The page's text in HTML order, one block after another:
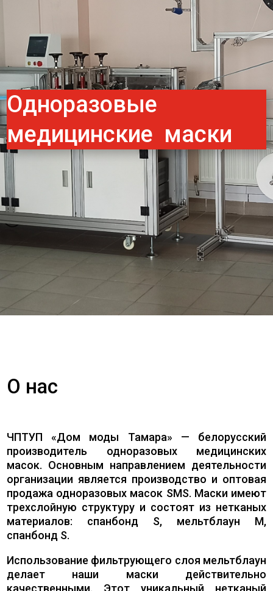
Одноразовые
медицинские маски
О нас
ЧПТУП «Дом моды Тамара» — белорусский
производитель одноразовых медицинских
масок. Основным направлением деятельности
организации является производство и оптовая
продажа одноразовых масок SMS. Маски имеют
трехслойную структуру и состоят из нетканых
материалов: спанбонд S, мельтблаун M,
спанбонд S.
Использование фильтрующего слоя мельтблаун
делает наши маски действительно
качественными. Этот уникальный нетканый